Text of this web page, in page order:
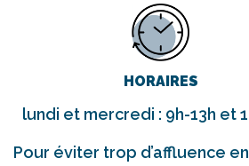
HORAIRES
lundi et mercredi : 9h-13h et
Pour éviter trop d’affluence